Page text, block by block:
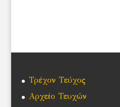
Τρέχον Τεύχος
Αρχείο Τευχών